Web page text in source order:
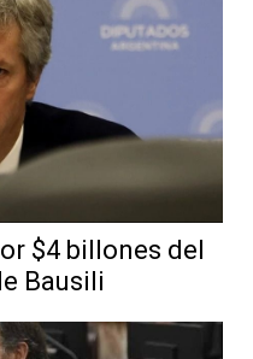
$4 billones del
Bausili